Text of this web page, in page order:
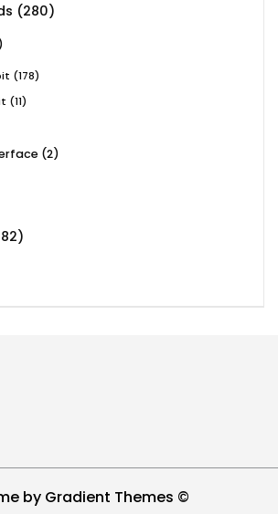
280280
178178
1111
22
1382
by Gradient Themes ©